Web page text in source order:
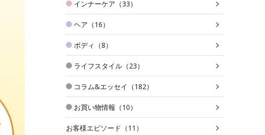
インナーケア（33）
ヘア（16）
ボディ（8）
ライフスタイル（23）
コラム&エッセイ（182）
お買い物情報（10）
お客様エピソード（11）